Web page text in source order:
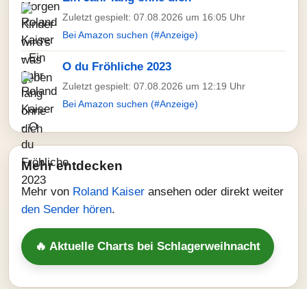
Zuletzt gespielt: 07.08.2026 um 16:05 Uhr
Bei Amazon suchen (#Anzeige)
O du Fröhliche 2023
Zuletzt gespielt: 07.08.2026 um 12:19 Uhr
Bei Amazon suchen (#Anzeige)
Mehr entdecken
Mehr von Roland Kaiser ansehen oder direkt weiter
den Sender hören.
🔥 Aktuelle Charts bei Schlagerweihnacht